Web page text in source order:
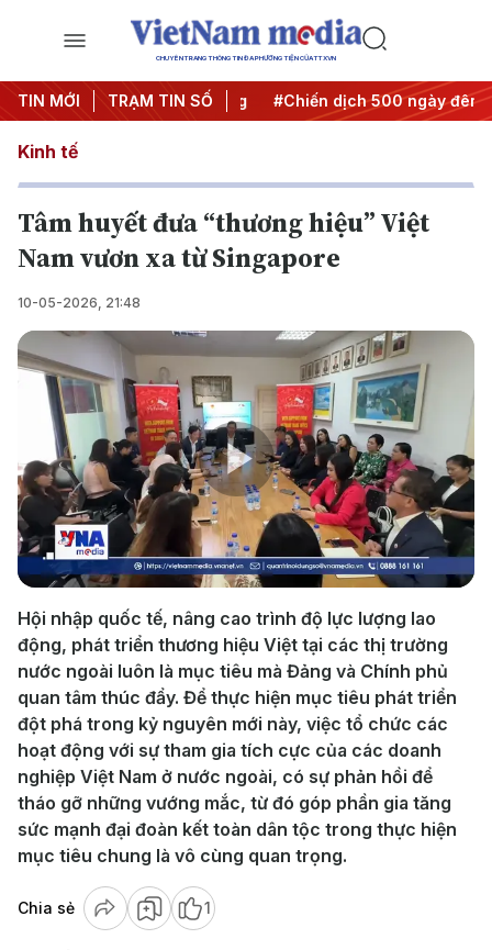
CHUYÊN TRANG THÔNG TIN ĐA PHƯƠNG TIỆN CỦA TTXVN
TIN MỚI TRẠM TIN SỐ
quyết thành hành động #Chiến dịch 500 ngày đêm
Kinh tế
Tâm huyết đưa “thương hiệu” Việt
Nam vươn xa từ Singapore
10-05-2026, 21:48
Play
Video
Hội nhập quốc tế, nâng cao trình độ lực lượng lao
động, phát triển thương hiệu Việt tại các thị trường
nước ngoài luôn là mục tiêu mà Đảng và Chính phủ
quan tâm thúc đẩy. Để thực hiện mục tiêu phát triển
đột phá trong kỷ nguyên mới này, việc tổ chức các
hoạt động với sự tham gia tích cực của các doanh
nghiệp Việt Nam ở nước ngoài, có sự phản hồi để
tháo gỡ những vướng mắc, từ đó góp phần gia tăng
sức mạnh đại đoàn kết toàn dân tộc trong thực hiện
mục tiêu chung là vô cùng quan trọng.
Chia sẻ 1